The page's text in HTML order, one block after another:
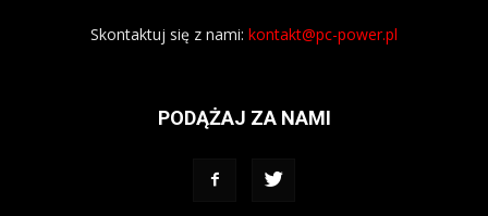
Skontaktuj się z nami: kontakt@pc-power.pl
PODĄŻAJ ZA NAMI